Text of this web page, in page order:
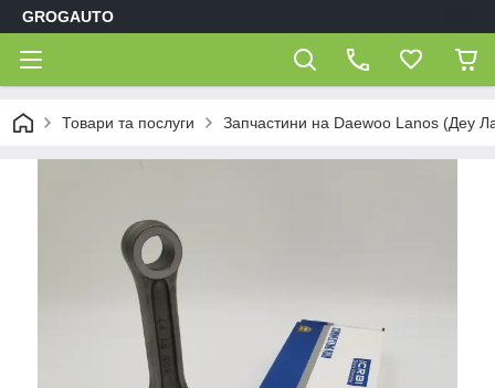
GROGAUTO
Товари та послуги Запчастини на Daewoo Lanos (Деу